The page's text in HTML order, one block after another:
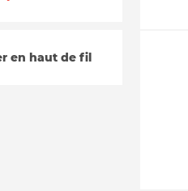
en haut de fil